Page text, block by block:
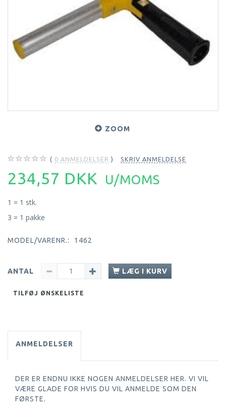
ZOOM
0 ANMELDELSER SKRIV ANMELDELSE
234,57 DKK U/MOMS
1 = 1 stk.
3 = 1 pakke
MODEL/VARENR.: 1462
ANTAL LÆG I KURV
TILFØJ ØNSKELISTE
ANMELDELSER
DER ER ENDNU IKKE NOGEN ANMELDELSER HER. VI VIL
VÆRE GLADE FOR HVIS DU VIL ANMELDE SOM DEN
FØRSTE.